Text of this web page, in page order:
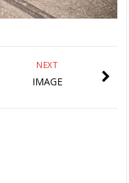
NEXT
IMAGE